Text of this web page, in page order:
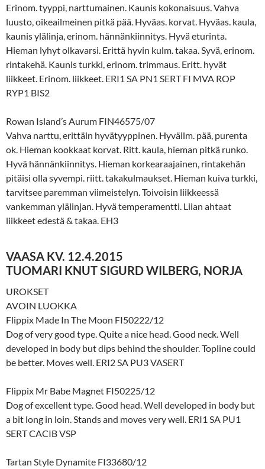
Erinom. tyyppi, narttumainen. Kaunis kokonaisuus. Vahva
luusto, oikeailmeinen pitkä pää. Hyväas. korvat. Hyväas. kaula,
kaunis ylälinja, erinom. hännänkiinnitys. Hyvä eturinta.
Hieman lyhyt olkavarsi. Erittä hyvin kulm. takaa. Syvä, erinom.
rintakehä. Kaunis turkki, erinom. trimmaus. Eritt. hyvät
liikkeet. Erinom. liikkeet. ERI1 SA PN1 SERT FI MVA ROP
RYP1 BIS2
Rowan Island’s Aurum FIN46575/07
Vahva narttu, erittäin hyvätyyppinen. Hyväilm. pää, purenta
ok. Hieman kookkaat korvat. Ritt. kaula, hieman pitkä runko.
Hyvä hännänkiinnitys. Hieman korkearaajainen, rintakehän
pitäisi olla syvempi. riitt. takakulmaukset. Hieman kuiva turkki,
tarvitsee paremman viimeistelyn. Toivoisin liikkeessä
vankemman ylälinjan. Hyvä temperamentti. Liian ahtaat
liikkeet edestä & takaa. EH3
VAASA KV. 12.4.2015
TUOMARI KNUT SIGURD WILBERG, NORJA
UROKSET
AVOIN LUOKKA
Flippix Made In The Moon FI50222/12
Dog of very good type. Quite a nice head. Good neck. Well
developed in body but dips behind the shoulder. Topline could
be better. Moves well. ERI2 SA PU3 VASERT
Flippix Mr Babe Magnet FI50225/12
Dog of excellent type. Good head. Well developed in body but
a bit long in loin. Stands and moves very well. ERI1 SA PU1
SERT CACIB VSP
Tartan Style Dynamite FI33680/12